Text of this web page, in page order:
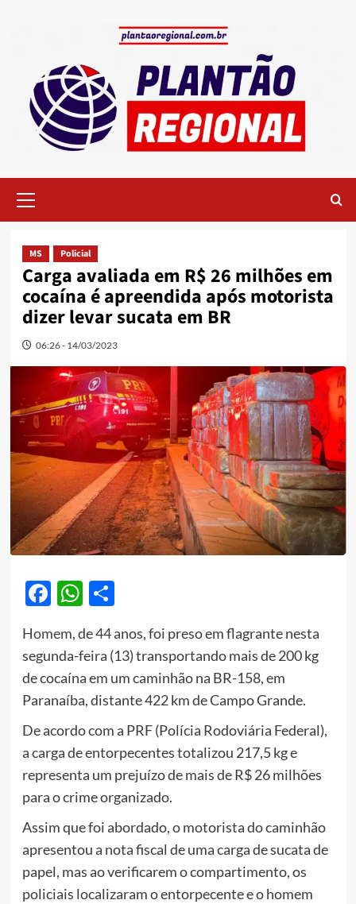
Menu
MS Policial
Carga avaliada em R$ 26 milhões em
cocaína é apreendida após motorista
dizer levar sucata em BR
06:26 - 14/03/2023
Facebook
WhatsApp
Share
Homem, de 44 anos, foi preso em flagrante nesta
segunda-feira (13) transportando mais de 200 kg
de cocaína em um caminhão na BR-158, em
Paranaíba, distante 422 km de Campo Grande.
De acordo com a PRF (Polícia Rodoviária Federal),
a carga de entorpecentes totalizou 217,5 kg e
representa um prejuízo de mais de R$ 26 milhões
para o crime organizado.
Assim que foi abordado, o motorista do caminhão
apresentou a nota fiscal de uma carga de sucata de
papel, mas ao verificarem o compartimento, os
policiais localizaram o entorpecente e o homem